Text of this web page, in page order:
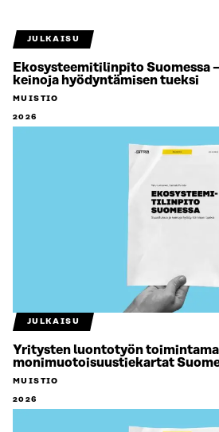
JULKAISU
Ekosysteemitilinpito Suomessa
keinoja hyödyntämisen tueksi
MUISTIO
2026
JULKAISU
Yritysten luontotyön
monimuotoisuustiekartat
MUISTIO
2026